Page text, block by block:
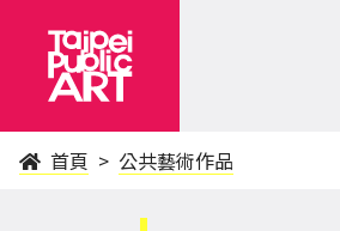
首頁 公共藝術作品